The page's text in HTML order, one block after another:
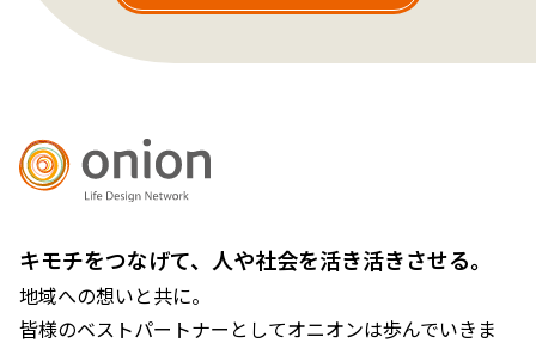
キモチをつなげて、人や社会を活き活きさせる。
地域への想いと共に。
皆様のベストパートナーとしてオニオンは歩んでいきま